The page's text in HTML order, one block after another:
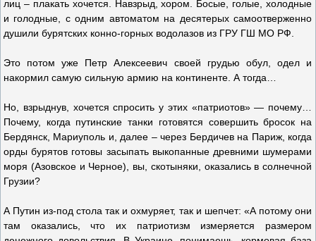
лиц – плакать хочется. Навзрыд, хором. Босые, голые, холодные
и голодные, с одним автоматом на десятерых самоотверженно
душили бурятских конно-горных водолазов из ГРУ ГШ МО РФ.
Это потом уже Петр Алексеевич своей грудью обул, одел и
накормил самую сильную армию на континенте. А тогда…
Но, взрыднув, хочется спросить у этих «патриотов» — почему…
Почему, когда путинские танки готовятся совершить бросок на
Бердянск, Мариуполь и, далее – через Бердичев на Париж, когда
орды бурятов готовы засыпать выкопанные древними шумерами
моря (Азовское и Черное), вы, скотыняки, оказались в солнечной
Грузии?
А Путин из-под стола так и охмуряет, так и шепчет: «А потому они
там оказались, что их патриотизм измеряется размером